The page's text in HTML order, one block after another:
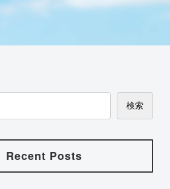
検索
Recent Posts